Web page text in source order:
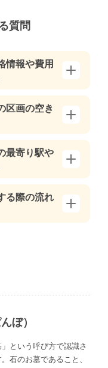
質問
情報や費用
区画の空き
最寄り駅や
る際の流れ
ぼ）
という呼び方で認識さ
石のお墓であること、